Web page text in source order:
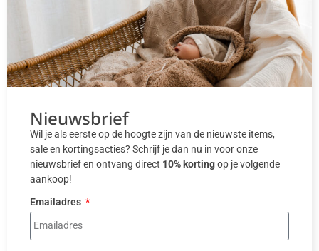
Nieuwsbrief
Wil je als eerste op de hoogte zijn van de nieuwste items,
sale en kortingsacties? Schrijf je dan nu in voor onze
nieuwsbrief en ontvang direct 10% kortingop je volgende
aankoop!
Emailadres